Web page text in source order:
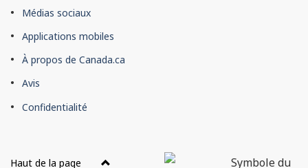
À
propos
du
site
Médias sociaux
Applications mobiles
À propos de Canada.ca
Avis
Confidentialité
Haut de la page